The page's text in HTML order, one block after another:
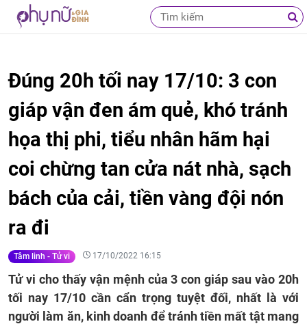
Đúng 20h tối nay 17/10: 3 con
giáp vận đen ám quẻ, khó tránh
họa thị phi, tiểu nhân hãm hại
coi chừng tan cửa nát nhà, sạch
bách của cải, tiền vàng đội nón
ra đi
Tâm linh - Tử vi 17/10/2022 16:15
Tử vi cho thấy vận mệnh của 3 con giáp sau vào 20h
tối nay 17/10 cần cẩn trọng tuyệt đối, nhất là với
người làm ăn, kinh doanh để tránh tiền mất tật mang